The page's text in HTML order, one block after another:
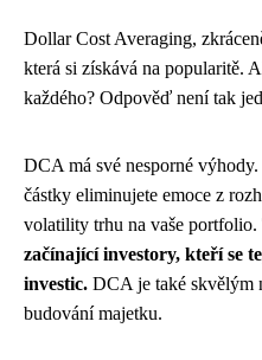
Dollar Cost Averaging,
která si získává na popularitě.
každého? Odpověď není tak
DCA má své nesporné
částky eliminujete emoce z
volatility trhu na vaše portfolio.
začínající investory, kteří se
investic. DCA je také skvělým
budování majetku.